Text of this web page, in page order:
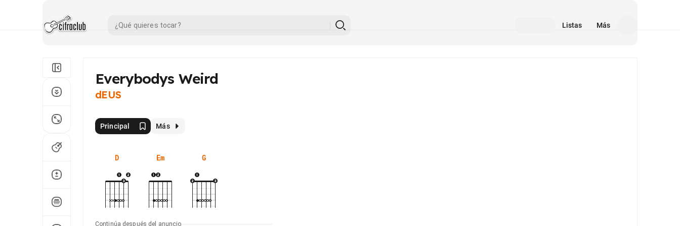
Listas Más
Everybodys Weird
dEUS
Principal Más
D Em G
Continúa después del anuncio